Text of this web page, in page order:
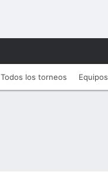
Todos los torneos Equipos